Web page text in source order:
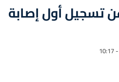
تسجيل أول إصابة